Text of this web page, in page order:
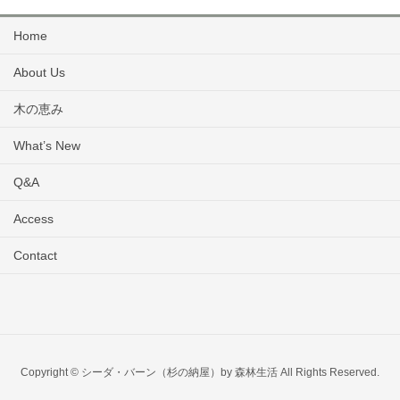
Home
About Us
木の恵み
What’s New
Q&A
Access
Contact
Copyright © シーダ・バーン（杉の納屋）by 森林生活 All Rights Reserved.